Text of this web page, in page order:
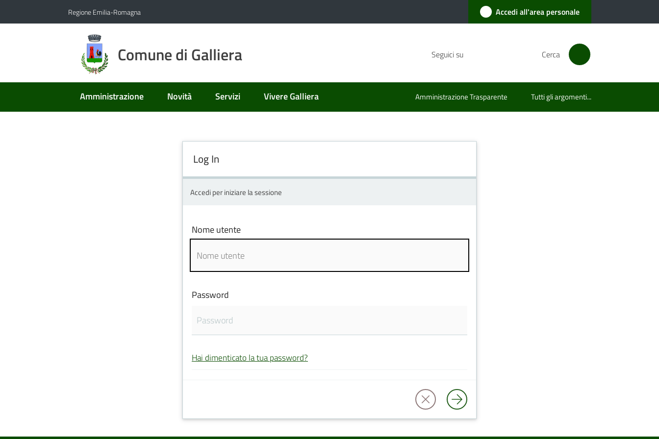
Regione Emilia-Romagna Accedi all'area personale
Comune di Galliera Seguici su Cerca
Amministrazione Novità Servizi Vivere Galliera Amministrazione Trasparente Tutti gli argomenti...
Log In
Accedi per iniziare la sessione
Nome utente
Password
Hai dimenticato la tua password?